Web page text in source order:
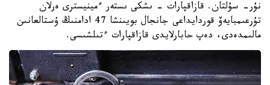
نۇر- سۇلتان. قازاقپارات - ىشكى ىستەر ءمينيسترى ەرلان
تۇرعىمبايەۆ قوردايداعى جانجال بويىنشا 47 ادامنىڭ ۇستالعانىن
مالىمدەدى، دەپ حابارلايدى قازاقپارات ءتىلشىسى.